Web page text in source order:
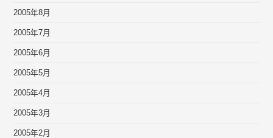
2005年8月
2005年7月
2005年6月
2005年5月
2005年4月
2005年3月
2005年2月